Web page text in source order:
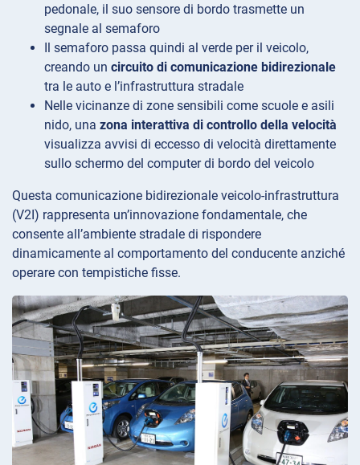
pedonale, il suo sensore di bordo trasmette un
segnale al semaforo
Il semaforo passa quindi al verde per il veicolo,
creando un circuito di comunicazione bidirezionale
tra le auto e l’infrastruttura stradale
Nelle vicinanze di zone sensibili come scuole e asili
nido, una zona interattiva di controllo della velocità
visualizza avvisi di eccesso di velocità direttamente
sullo schermo del computer di bordo del veicolo
Questa comunicazione bidirezionale veicolo-infrastruttura
(V2I) rappresenta un’innovazione fondamentale, che
consente all’ambiente stradale di rispondere
dinamicamente al comportamento del conducente anziché
operare con tempistiche fisse.